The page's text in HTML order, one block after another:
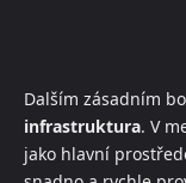
Dalším zásadním
infrastruktura. V
jako hlavní